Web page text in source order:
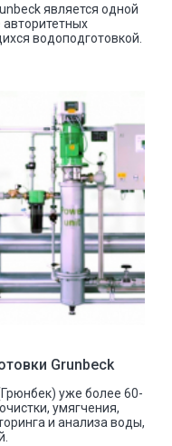
является одной
водоподготовкой.
Grunbeck
уже более 60-
умягчения,
и анализа воды,